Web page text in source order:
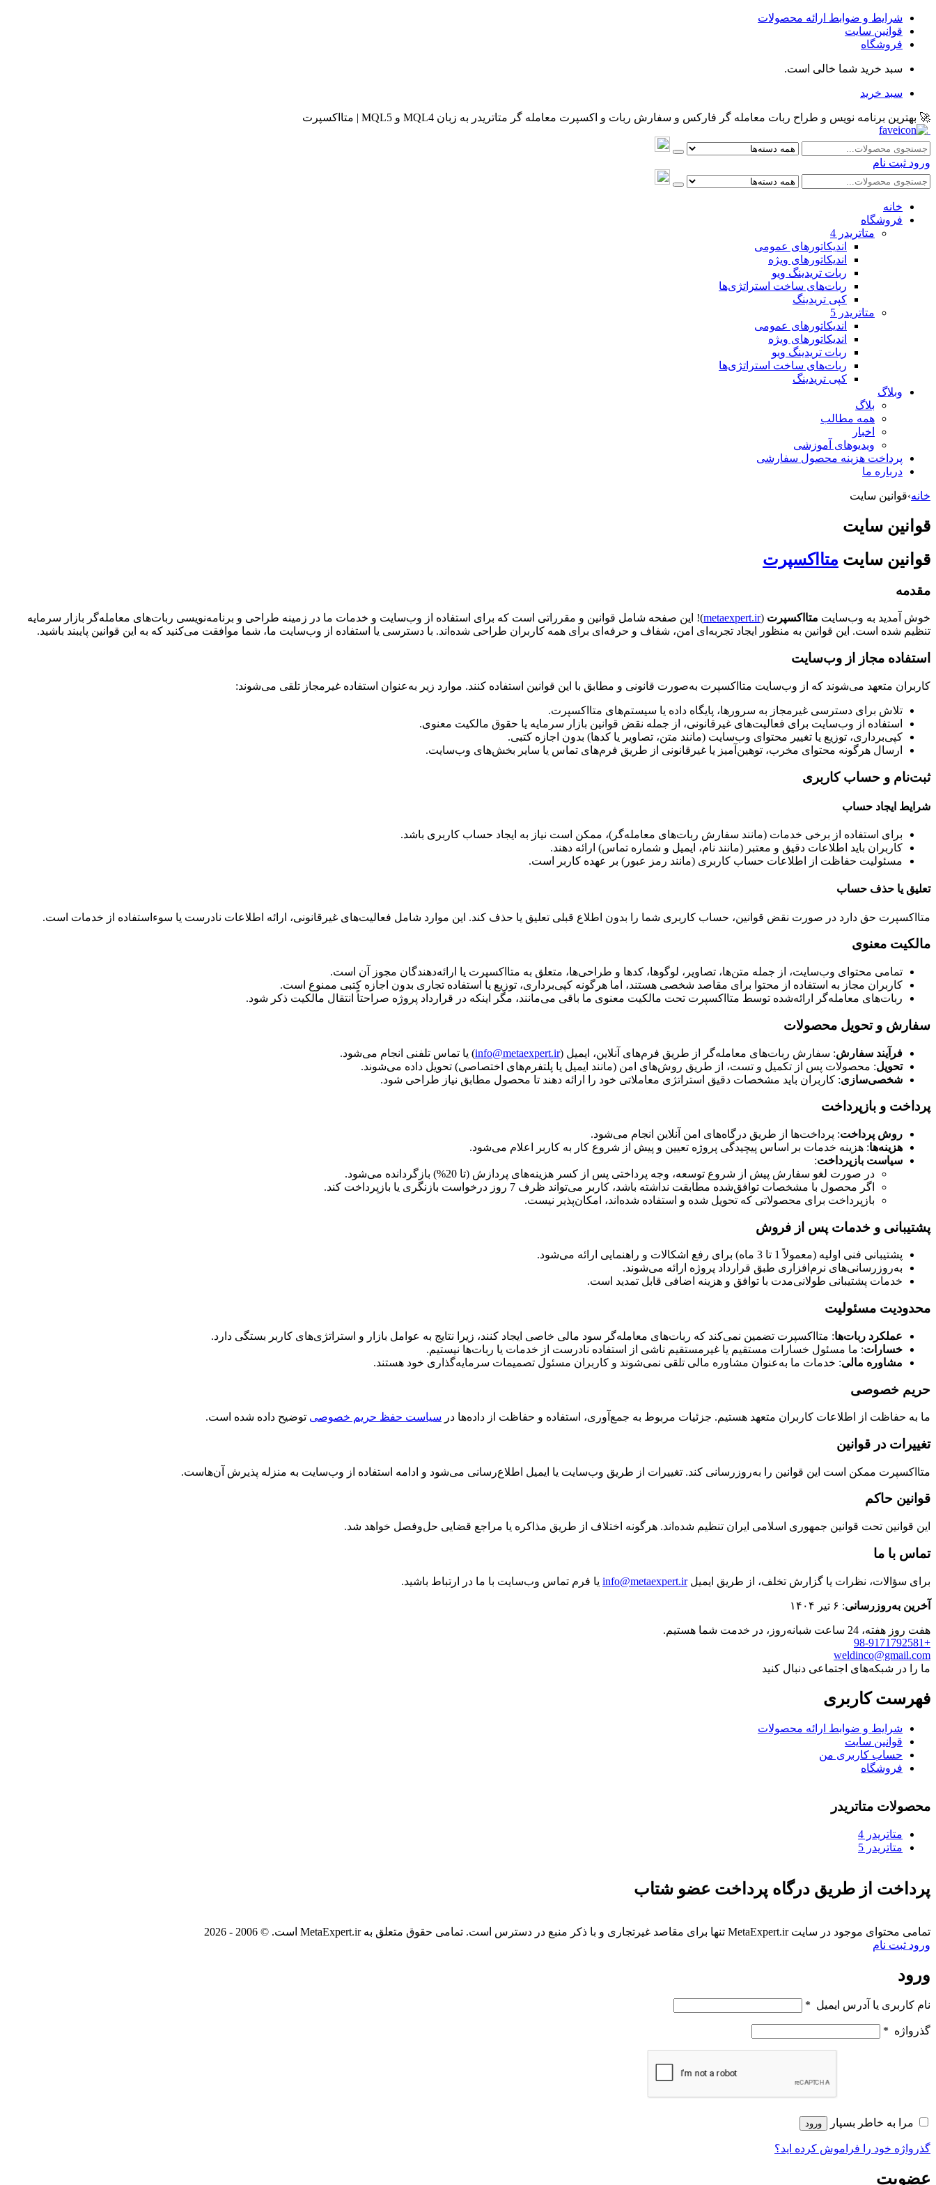
شرایط و ضوابط ارائه محصولات
قوانین سایت
فروشگاه
سبد خرید شما خالی است.
سبد خرید
🚀 بهترین برنامه نویس و طراح ربات معامله گر فارکس و سفارش ربات و اکسپرت معامله گر متاتریدر به زبان MQL4 و MQL5 | متااکسپرت
ورود ثبت نام
خانه
فروشگاه
متاتريدر 4
اندیکاتورهای عمومی
اندیکاتورهای ویژه
ربات تریدینگ ویو
ربات‌های ساخت استراتژی‌ها
کپی تریدینگ
متاتريدر 5
اندیکاتورهای عمومی
اندیکاتورهای ویژه
ربات تریدینگ ویو
ربات‌های ساخت استراتژی‌ها
کپی تریدینگ
وبلاگ
بلاگ
همه مطالب
اخبار
ویدیوهای آموزشی
پرداخت هزینه محصول سفارشی
درباره ما
خانه›قوانین سایت
قوانین سایت
قوانین سایت متااکسپرت
مقدمه
خوش آمدید به وب‌سایت متااکسپرت (
metaexpert.ir)! این صفحه شامل قوانین و مقرراتی است که برای استفاده از وب‌سایت و خدمات ما در زمینه طراحی و برنامه‌نویسی ربات‌های معامله‌گر بازار سرمایه
تنظیم شده است. این قوانین به منظور ایجاد تجربه‌ای امن، شفاف و حرفه‌ای برای همه کاربران طراحی شده‌اند. با دسترسی یا استفاده از وب‌سایت ما، شما موافقت می‌کنید که به این قوانین پایبند باشید.
استفاده مجاز از وب‌سایت
کاربران متعهد می‌شوند که از وب‌سایت متااکسپرت به‌صورت قانونی و مطابق با این قوانین استفاده کنند. موارد زیر به‌عنوان استفاده غیرمجاز تلقی می‌شوند:
تلاش برای دسترسی غیرمجاز به سرورها، پایگاه داده یا سیستم‌های متااکسپرت.
استفاده از وب‌سایت برای فعالیت‌های غیرقانونی، از جمله نقض قوانین بازار سرمایه یا حقوق مالکیت معنوی.
کپی‌برداری، توزیع یا تغییر محتوای وب‌سایت (مانند متن، تصاویر یا کدها) بدون اجازه کتبی.
ارسال هرگونه محتوای مخرب، توهین‌آمیز یا غیرقانونی از طریق فرم‌های تماس یا سایر بخش‌های وب‌سایت.
ثبت‌نام و حساب کاربری
شرایط ایجاد حساب
برای استفاده از برخی خدمات (مانند سفارش ربات‌های معامله‌گر)، ممکن است نیاز به ایجاد حساب کاربری باشد.
کاربران باید اطلاعات دقیق و معتبر (مانند نام، ایمیل و شماره تماس) ارائه دهند.
مسئولیت حفاظت از اطلاعات حساب کاربری (مانند رمز عبور) بر عهده کاربر است.
تعلیق یا حذف حساب
متااکسپرت حق دارد در صورت نقض قوانین، حساب کاربری شما را بدون اطلاع قبلی تعلیق یا حذف کند. این موارد شامل فعالیت‌های غیرقانونی، ارائه اطلاعات نادرست یا سوءاستفاده از خدمات است.
مالکیت معنوی
تمامی محتوای وب‌سایت، از جمله متن‌ها، تصاویر، لوگوها، کدها و طراحی‌ها، متعلق به متااکسپرت یا ارائه‌دهندگان مجوز آن است.
کاربران مجاز به استفاده از محتوا برای مقاصد شخصی هستند، اما هرگونه کپی‌برداری، توزیع یا استفاده تجاری بدون اجازه کتبی ممنوع است.
ربات‌های معامله‌گر ارائه‌شده توسط متااکسپرت تحت مالکیت معنوی ما باقی می‌مانند، مگر اینکه در قرارداد پروژه صراحتاً انتقال مالکیت ذکر شود.
سفارش و تحویل محصولات
فرآیند سفارش: سفارش ربات‌های معامله‌گر از طریق فرم‌های آنلاین، ایمیل (info@metaexpert.ir) یا تماس تلفنی انجام می‌شود.
تحویل: محصولات پس از تکمیل و تست، از طریق روش‌های امن (مانند ایمیل یا پلتفرم‌های اختصاصی) تحویل داده می‌شوند.
شخصی‌سازی: کاربران باید مشخصات دقیق استراتژی معاملاتی خود را ارائه دهند تا محصول مطابق نیاز طراحی شود.
پرداخت و بازپرداخت
روش پرداخت: پرداخت‌ها از طریق درگاه‌های امن آنلاین انجام می‌شود.
هزینه‌ها: هزینه خدمات بر اساس پیچیدگی پروژه تعیین و پیش از شروع کار به کاربر اعلام می‌شود.
سیاست بازپرداخت:
در صورت لغو سفارش پیش از شروع توسعه، وجه پرداختی پس از کسر هزینه‌های پردازش (تا 20%) بازگردانده می‌شود.
اگر محصول با مشخصات توافق‌شده مطابقت نداشته باشد، کاربر می‌تواند ظرف 7 روز درخواست بازنگری یا بازپرداخت کند.
بازپرداخت برای محصولاتی که تحویل شده و استفاده شده‌اند، امکان‌پذیر نیست.
پشتیبانی و خدمات پس از فروش
پشتیبانی فنی اولیه (معمولاً 1 تا 3 ماه) برای رفع اشکالات و راهنمایی ارائه می‌شود.
به‌روزرسانی‌های نرم‌افزاری طبق قرارداد پروژه ارائه می‌شوند.
خدمات پشتیبانی طولانی‌مدت با توافق و هزینه اضافی قابل تمدید است.
محدودیت مسئولیت
عملکرد ربات‌ها: متااکسپرت تضمین نمی‌کند که ربات‌های معامله‌گر سود مالی خاصی ایجاد کنند، زیرا نتایج به عوامل بازار و استراتژی‌های کاربر بستگی دارد.
خسارات: ما مسئول خسارات مستقیم یا غیرمستقیم ناشی از استفاده نادرست از خدمات یا ربات‌ها نیستیم.
مشاوره مالی: خدمات ما به‌عنوان مشاوره مالی تلقی نمی‌شوند و کاربران مسئول تصمیمات سرمایه‌گذاری خود هستند.
حریم خصوصی
ما به حفاظت از اطلاعات کاربران متعهد هستیم. جزئیات مربوط به جمع‌آوری، استفاده و حفاظت از داده‌ها در سیاست حفظ حریم خصوصی توضیح داده شده است.
تغییرات در قوانین
متااکسپرت ممکن است این قوانین را به‌روزرسانی کند. تغییرات از طریق وب‌سایت یا ایمیل اطلاع‌رسانی می‌شود و ادامه استفاده از وب‌سایت به منزله پذیرش آن‌هاست.
قوانین حاکم
این قوانین تحت قوانین جمهوری اسلامی ایران تنظیم شده‌اند. هرگونه اختلاف از طریق مذاکره یا مراجع قضایی حل‌وفصل خواهد شد.
تماس با ما
برای سؤالات، نظرات یا گزارش تخلف، از طریق ایمیلinfo@metaexpert.ir یا فرم تماس وب‌سایت با ما در ارتباط باشید.
آخرین به‌روزرسانی: ۶ تیر ۱۴۰۴
هفت روز هفته، 24 ساعت شبانه‌روز، در خدمت شما هستیم.
+98-9171792581
weldinco@gmail.com
ما را در شبکه‌های اجتماعی دنبال کنید
فهرست کاربری
شرایط و ضوابط ارائه محصولات
قوانین سایت
حساب کاربری من
فروشگاه
محصولات متاتریدر
متاتريدر 4
متاتريدر 5
پرداخت از طریق درگاه پرداخت عضو شتاب
تمامی محتوای موجود در سایت MetaExpert.ir تنها برای مقاصد غیرتجاری و با ذکر منبع در دسترس است. تمامی حقوق متعلق به MetaExpert.ir است. © 2006 - 2026
ورود ثبت نام
ورود
نام کاربری یا آدرس ایمیل *
گذرواژه *
مرا به خاطر بسپار ورود
گذرواژه خود را فراموش کرده اید؟
عضویت